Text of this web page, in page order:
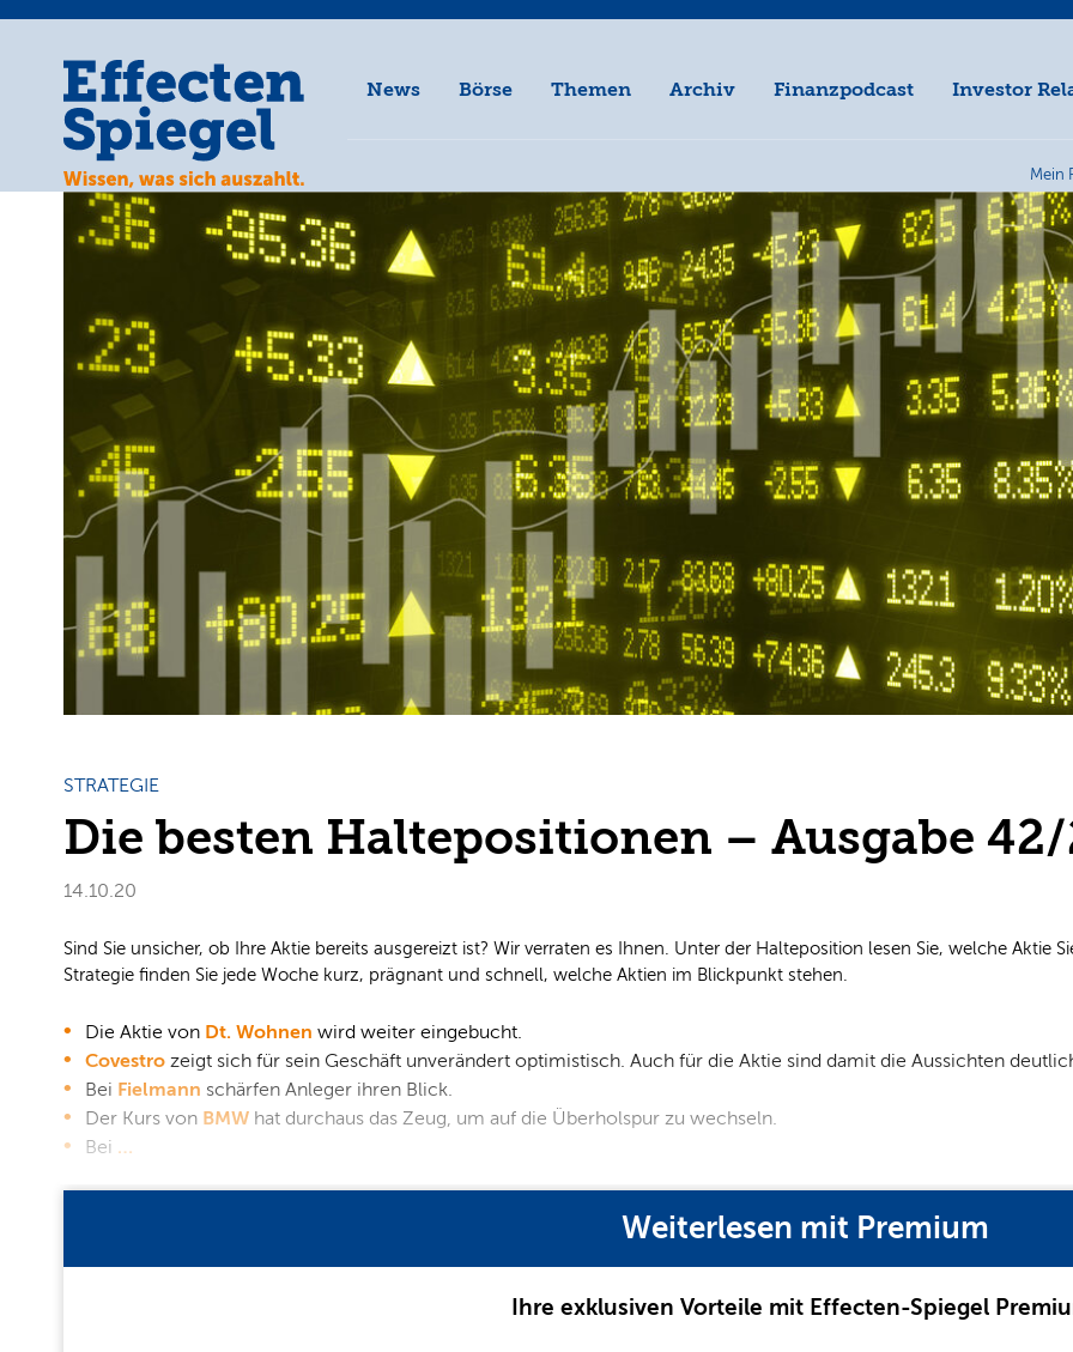
News Börse Themen Archiv Finanzpodcast Investor
Mein
STRATEGIE
Die besten Haltepositionen – Ausgabe
14.10.20
​​​​​​Sind Sie unsicher, ob Ihre Aktie bereits ausgereizt ist? Wir verraten es Ihnen. Unter der Halteposition lesen Sie, welche Aktie
Strategie finden Sie jede Woche kurz, prägnant und schnell, welche Aktien im Blickpunkt stehen.
Die Aktie von Dt. Wohnen wird weiter eingebucht.
Covestro zeigt sich für sein Geschäft unverändert optimistisch. Auch für die Aktie sind damit die Aussichten
Bei Fielmann schärfen Anleger ihren Blick.
Der Kurs von BMW hat durchaus das Zeug, um auf die Überholspur zu wechseln.
Bei …
Weiterlesen mit Premium
Ihre exklusiven Vorteile mit Effecten-Spiegel